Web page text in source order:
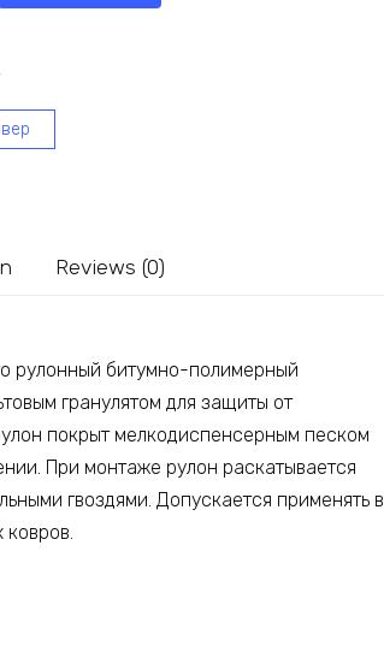
Reviews (0)
рулонный битумно-полимерный
гранулятом для защиты от
покрыт мелкодиспенсерным песком
При монтаже рулон раскатывается
гвоздями. Допускается применять в
ковров.